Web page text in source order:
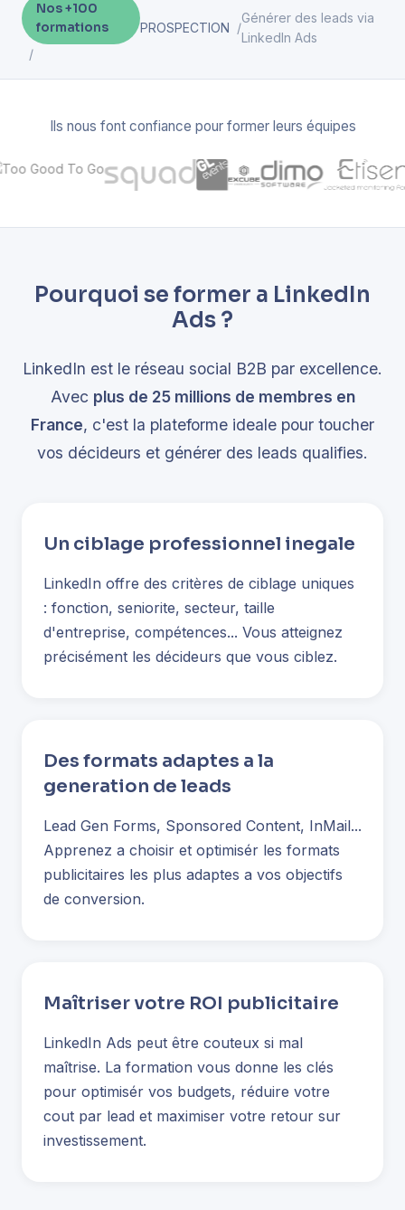
Nos +100
formations
PROSPECTION
Générer des leads via
LinkedIn Ads
Ils nous font confiance pour former leurs équipes
Pourquoi se former a LinkedIn
Ads ?
LinkedIn est le réseau social B2B par excellence.
Avec plus de 25 millions de membres en
France, c'est la plateforme ideale pour toucher
vos décideurs et générer des leads qualifies.
Un ciblage professionnel inegale
LinkedIn offre des critères de ciblage uniques
: fonction, seniorite, secteur, taille
d'entreprise, compétences... Vous atteignez
précisément les décideurs que vous ciblez.
Des formats adaptes a la
generation de leads
Lead Gen Forms, Sponsored Content, InMail...
Apprenez a choisir et optimisér les formats
publicitaires les plus adaptes a vos objectifs
de conversion.
Maîtriser votre ROI publicitaire
LinkedIn Ads peut être couteux si mal
maîtrise. La formation vous donne les clés
pour optimisér vos budgets, réduire votre
cout par lead et maximiser votre retour sur
investissement.